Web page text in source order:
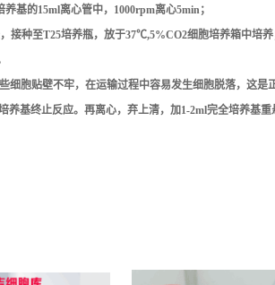
基的15ml离心管中，1000rpm离心5min；
接种至T25培养瓶，放于37℃,5%CO2细胞培养箱中培养
细胞贴壁不牢，在运输过程中容易发生细胞脱落，这是
养基终止反应。再离心，弃上清，加1-2ml完全培养基